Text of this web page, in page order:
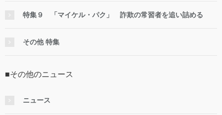
特集９ 「マイケル・パク」 詐欺の常習者を追い詰める
その他 特集
■その他のニュース
ニュース